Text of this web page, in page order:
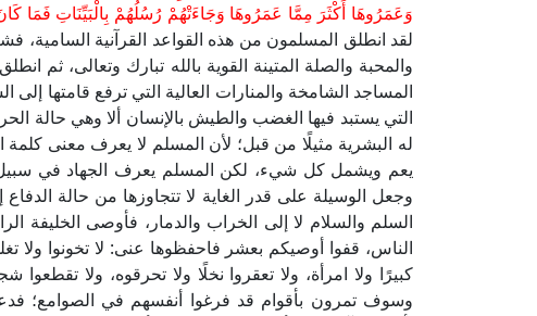
وَعَمَرُوهَا أَكْثَرَ مِمَّا عَمَرُوهَا وَجَاءَتْهُمْ رُسُلُهُمْ بِالْبَيِّنَاتِ فَمَا
لقد انطلق المسلمون من هذه القواعد القرآنية السامية،
والمحبة والصلة المتينة القوية بالله تبارك وتعالى، ثم
المساجد الشامخة والمنارات العالية التي ترفع قامتها
التي يستبد فيها الغضب والطيش بالإنسان ألا وهي حالة
له البشرية مثيلًا من قبل؛ لأن المسلم لا يعرف معنى
يعم ويشمل كل شيء، لكن المسلم يعرف الجهاد في
وجعل الوسيلة على قدر الغاية لا تتجاوزها من حالة
السلم والسلام لا إلى الخراب والدمار، فأوصى الخليفة
الناس، قفوا أوصيكم بعشر فاحفظوها عنى: لا تخونوا ولا
كبيرًا ولا امرأة، ولا تعقروا نخلًا ولا تحرقوه، ولا تقطعوا
وسوف تمرون بأقوام قد فرغوا أنفسهم في الصوامع؛